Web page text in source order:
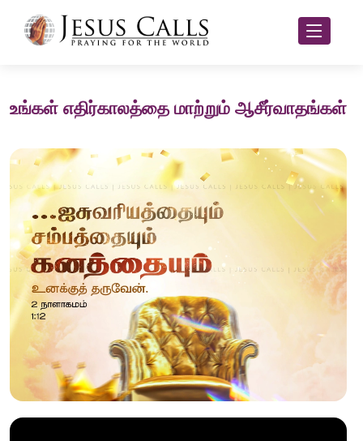
உங்கள் எதிர்காலத்தை மாற்றும் ஆசீர்வாதங்கள்